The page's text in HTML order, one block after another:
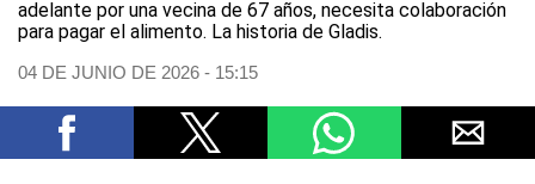
adelante por una vecina de 67 años, necesita colaboración
para pagar el alimento. La historia de Gladis.
04 DE JUNIO DE 2026 - 15:15